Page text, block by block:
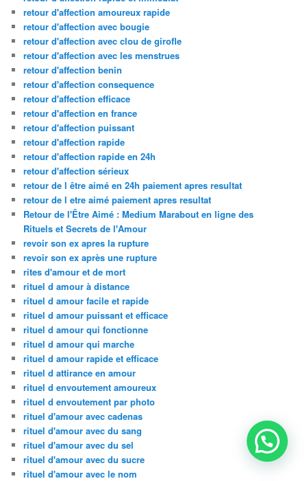
retour d'affection amoureux rapide
retour d'affection avec bougie
retour d'affection avec clou de girofle
retour d'affection avec les menstrues
retour d'affection benin
retour d'affection consequence
retour d'affection efficace
retour d'affection en france
retour d'affection puissant
retour d'affection rapide
retour d'affection rapide en 24h
retour d'affection sérieux
retour de l être aimé en 24h paiement apres resultat
retour de l etre aimé paiement apres resultat
Retour de l'Être Aimé : Medium Marabout en ligne des
Rituels et Secrets de l'Amour
revoir son ex apres la rupture
revoir son ex après une rupture
rites d'amour et de mort
rituel d amour à distance
rituel d amour facile et rapide
rituel d amour puissant et efficace
rituel d amour qui fonctionne
rituel d amour qui marche
rituel d amour rapide et efficace
rituel d attirance en amour
rituel d envoutement amoureux
rituel d envoutement par photo
rituel d'amour avec cadenas
rituel d'amour avec du sang
rituel d'amour avec du sel
rituel d'amour avec du sucre
rituel d'amour avec le nom